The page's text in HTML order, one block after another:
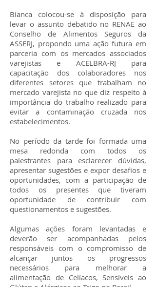
Bianca colocou-se à disposição para
levar o assunto debatido no RENAE ao
Conselho de Alimentos Seguros da
ASSERJ, propondo uma ação futura em
parceria com os mercados associados
varejistas e ACELBRA-RJ para
capacitação dos colaboradores nos
diferentes setores que trabalham no
mercado varejista no que diz respeito à
importância do trabalho realizado para
evitar a contaminação cruzada nos
estabelecimentos.
No período da tarde foi formada uma
mesa redonda com todos os
palestrantes para esclarecer dúvidas,
apresentar sugestões e expor desafios e
oportunidades, com a participação de
todos os presentes que tiveram
oportunidade de contribuir com
questionamentos e sugestões.
Algumas ações foram levantadas e
deverão ser acompanhadas pelos
responsáveis com o compromisso de
alcançar juntos os progressos
necessários para melhorar a
alimentação de Celíacos, Sensíveis ao